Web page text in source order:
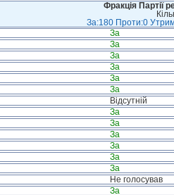
Фракція Партії
За:180 Проти:0
За
За
За
За
За
За
Відсутній
За
За
За
За
За
За
Не голосував
За